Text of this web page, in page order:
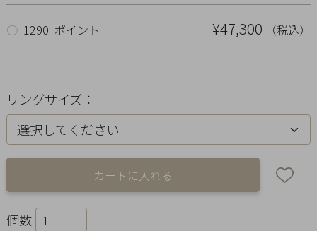
¥47,300 （税込）
○ 1290 ポイント
リングサイズ：
個数
Charm
Disney
Season
Other